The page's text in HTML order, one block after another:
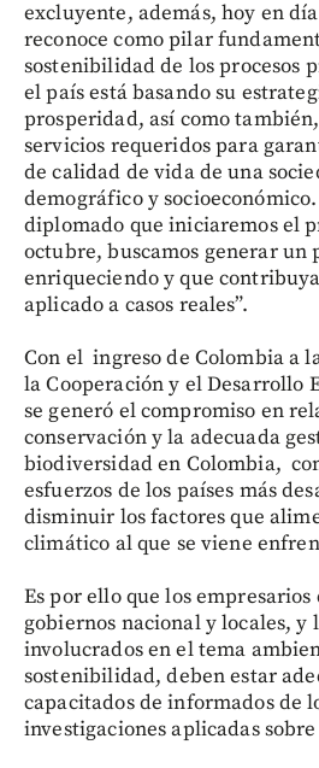
excluyente, además, hoy en
reconoce como pilar
sostenibilidad de los procesos
el país está basando su
prosperidad, así como
servicios requeridos para
de calidad de vida de una
demográfico y
diplomado que iniciaremos el
octubre, buscamos generar un
enriqueciendo y que
aplicado a casos reales”.
Con el ingreso de Colombia a
la Cooperación y el Desarrollo
se generó el compromiso en
conservación y la adecuada
biodiversidad en Colombia,
esfuerzos de los países más
disminuir los factores que
climático al que se viene
Es por ello que los
gobiernos nacional y locales, y
involucrados en el tema
sostenibilidad, deben estar
capacitados de informados de
investigaciones aplicadas